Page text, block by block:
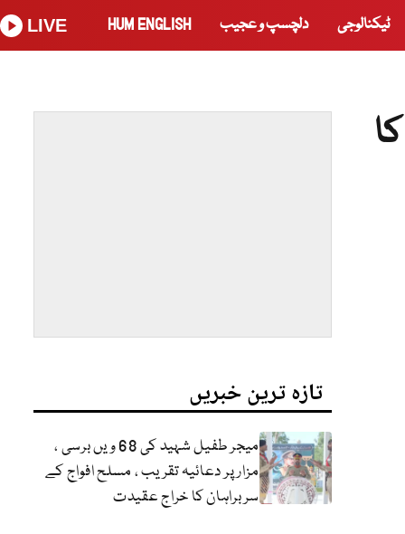
ٹیکنالوجی دلچسپ و عجیب HUM ENGLISH
LIVE
تازہ ترین خبریں
میجر طفیل شہید کی 68 ویں برسی ،
مزار پر دعائیہ تقریب ، مسلح افواج کے
سربراہان کا خراج عقیدت